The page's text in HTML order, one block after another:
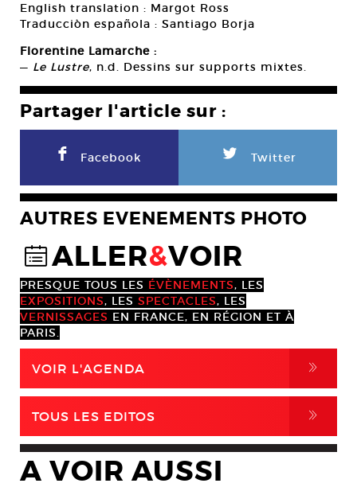
English translation : Margot Ross
Traducciòn española : Santiago Borja
Florentine Lamarche :
— Le Lustre, n.d. Dessins sur supports mixtes.
Partager l'article sur :
F Facebook L Twitter
AUTRES EVENEMENTS PHOTO
@ALLER&VOIR
PRESQUE TOUS LES ÉVÈNEMENTS, LES
EXPOSITIONS, LES SPECTACLES, LES
VERNISSAGES EN FRANCE, EN RÉGION ET À
PARIS.
VOIR L'AGENDA ,
TOUS LES EDITOS ,
A VOIR AUSSI